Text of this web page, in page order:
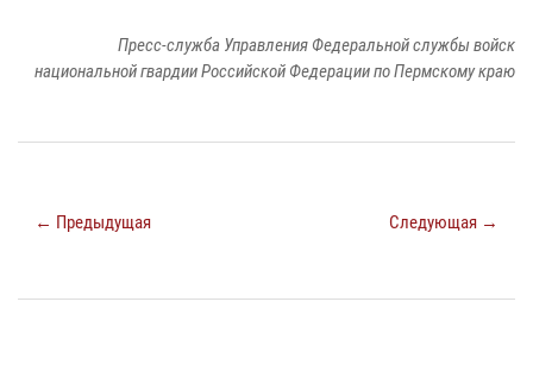
Пресс-служба Управления Федеральной службы войск
национальной гвардии Российской Федерации по Пермскому краю
← Предыдущая Следующая →